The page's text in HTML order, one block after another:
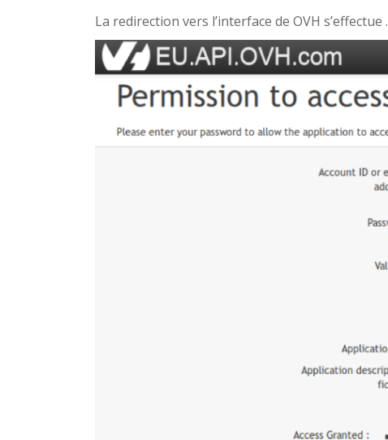
La redirection vers l’interface de OVH s’effectue .